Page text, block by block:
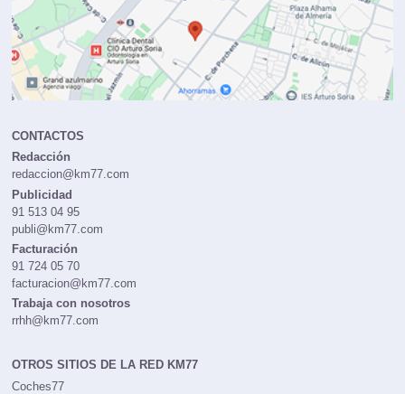
CONTACTOS
Redacción
redaccion@km77.com
Publicidad
91 513 04 95
publi@km77.com
Facturación
91 724 05 70
facturacion@km77.com
Trabaja con nosotros
rrhh@km77.com
OTROS SITIOS DE LA RED KM77
Coches77